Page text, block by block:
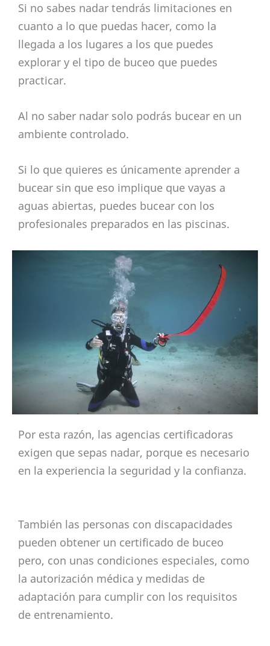
Si no sabes nadar tendrás limitaciones en
cuanto a lo que puedas hacer, como la
llegada a los lugares a los que puedes
explorar y el tipo de buceo que puedes
practicar.
Al no saber nadar solo podrás bucear en un
ambiente controlado.
Si lo que quieres es únicamente aprender a
bucear sin que eso implique que vayas a
aguas abiertas, puedes bucear con los
profesionales preparados en las piscinas.
Por esta razón, las agencias certificadoras
exigen que sepas nadar, porque es necesario
en la experiencia la seguridad y la confianza.
También las personas con discapacidades
pueden obtener un certificado de buceo
pero, con unas condiciones especiales, como
la autorización médica y medidas de
adaptación para cumplir con los requisitos
de entrenamiento.